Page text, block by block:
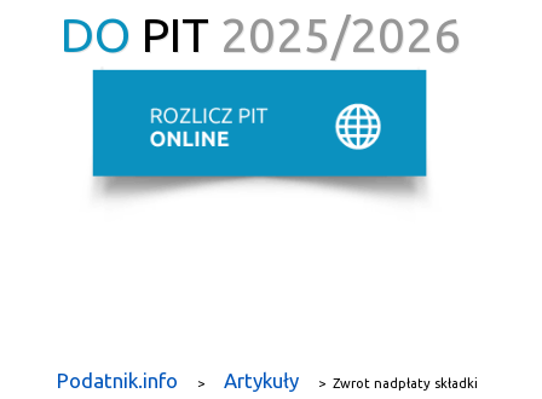
DO PIT 2025/2026
Podatnik.info > Artykuły > Zwrot nadpłaty składki